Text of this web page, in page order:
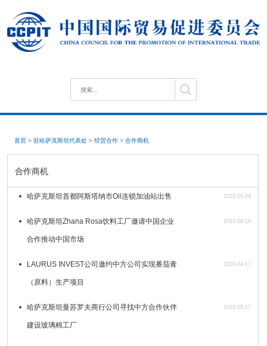
首页 > 驻哈萨克斯坦代表处 > 经贸合作 > 合作商机
合作商机
哈萨克斯坦首都阿斯塔纳市Oil连锁加油站出售 2023-05-04
哈萨克斯坦Zhana Rosa饮料工厂邀请中国企业
合作推动中国市场
2023-04-19
LAURUS INVEST公司邀约中方公司实现番茄膏
（原料）生产项目
2023-04-17
哈萨克斯坦曼苏罗夫商行公司寻找中方合作伙伴
建设玻璃棉工厂
2022-05-17